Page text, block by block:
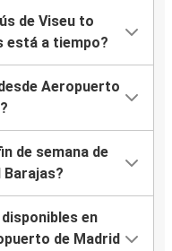
de Viseu to
está a tiempo?
Aeropuerto
de semana de
en
de Madrid